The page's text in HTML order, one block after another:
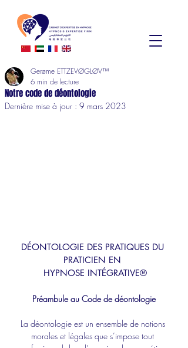
Notre code de déontologie
Gerøme ETTZEVØGLØV™
6 min de lecture
Dernière mise à jour : 9 mars 2023
DÉONTOLOGIE DES PRATIQUES DU
PRATICIEN EN
HYPNOSE INTÉGRATIVE®
Préambule au Code de déontologie
La déontologie est un ensemble de notions
morales et légales que s’impose tout